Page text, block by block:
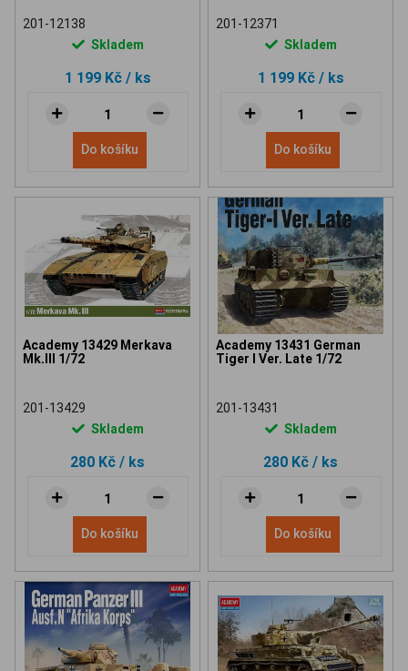
201-12138
Skladem
1 199 Kč / ks
Do košíku
201-12371
Skladem
1 199 Kč / ks
Do košíku
Academy 13429 Merkava
Mk.III 1/72
201-13429
Skladem
280 Kč / ks
Do košíku
Academy 13431 German
Tiger I Ver. Late 1/72
201-13431
Skladem
280 Kč / ks
Do košíku